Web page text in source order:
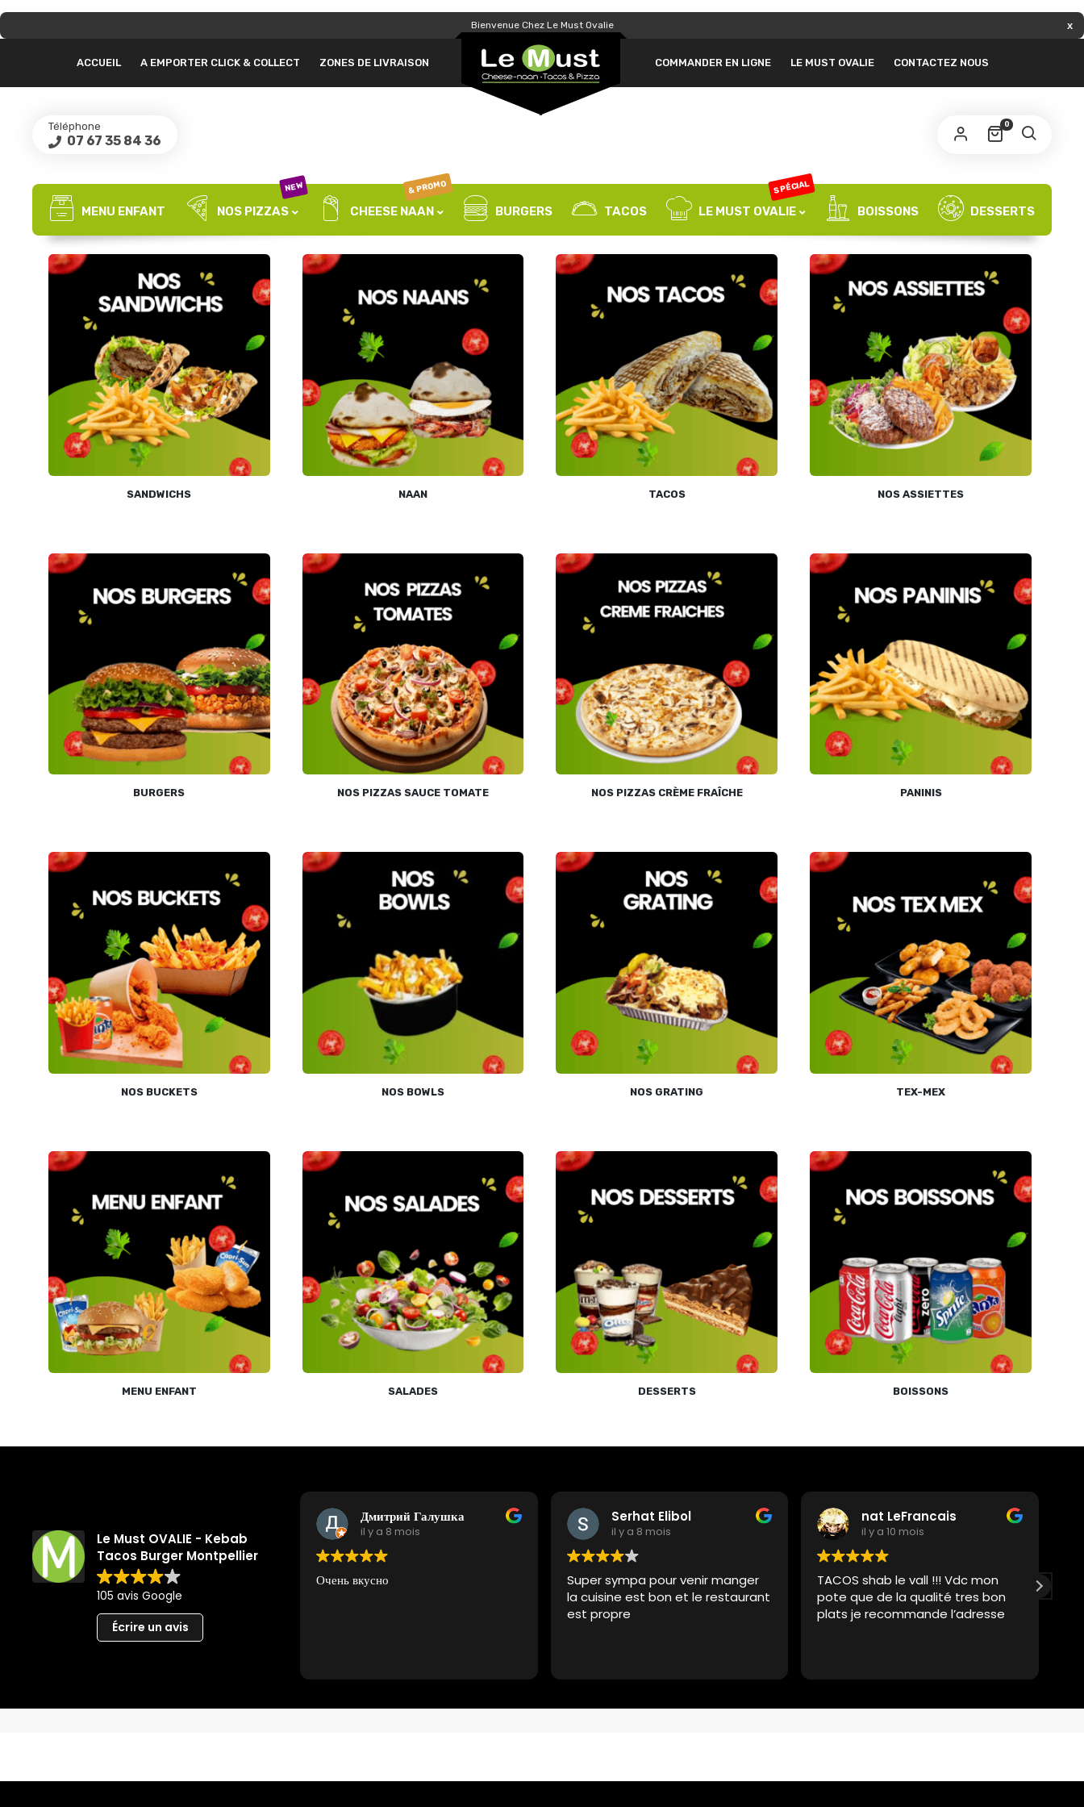
Bienvenue Chez Le Must Ovalie
COMMANDER EN LIGNE LE MUST OVALIE CONTACTEZ NOUS
ACCUEIL A EMPORTER CLICK & COLLECT ZONES DE LIVRAISON
Téléphone
07 67 35 84 36
0
OBLIGATOIRE
SE CONNECTER
Mot de passe perdu ?
MENU ENFANT NOS PIZZAS
NEW
CHEESE NAAN
& PROMO
BURGERS TACOS LE MUST OVALIE
SPÉCIAL
BOISSONS DESSERTS
SANDWICHS NAAN TACOS NOS ASSIETTES
BURGERS NOS PIZZAS SAUCE TOMATE NOS PIZZAS CRÈME FRAÎCHE PANINIS
NOS BUCKETS NOS BOWLS NOS GRATING TEX-MEX
MENU ENFANT SALADES DESSERTS BOISSONS
Le Must OVALIE - Kebab
Tacos Burger Montpellier
105 avis Google
Écrire un avis
Дмитрий Галушка
il y a 8 mois
Очень вкусно
Serhat Elibol
il y a 8 mois
Super sympa pour venir manger
la cuisine est bon et le restaurant
est propre
nat LeFrancais
il y a 10 mois
TACOS shab le vall !!! Vdc mon
pote que de la qualité tres bon
plats je recommande l’adresse